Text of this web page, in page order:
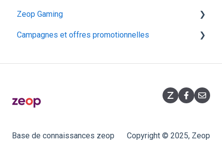
Super Box Huawei OptiXstar V163
MyInnBox
Huawei F50
Zeop Gaming
Présentation
Équipement
Campagnes et offres promotionnelles
Base de connaissances zeop Copyright © 2025, Zeop